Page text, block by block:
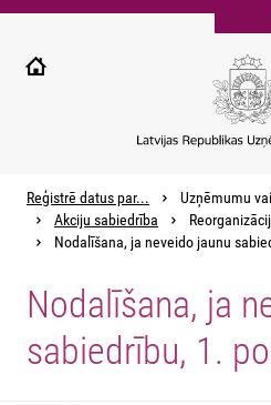
Pārlekt
galveno
Reģistrē datus par...
Uzņēmumu
Akciju sabiedrība
Nodalīšana, ja neveido jaunu
Nodalīšana, ja
sabiedrību, 1.